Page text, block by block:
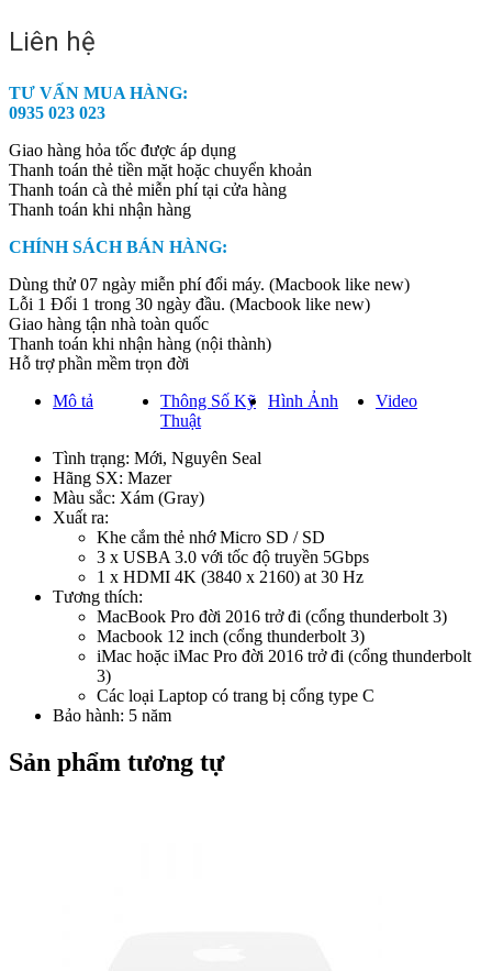
Liên hệ
TƯ VẤN MUA HÀNG:
0935 023 023
Giao hàng hỏa tốc được áp dụng
Thanh toán thẻ tiền mặt hoặc chuyển khoản
Thanh toán cà thẻ miễn phí tại cửa hàng
Thanh toán khi nhận hàng
CHÍNH SÁCH BÁN HÀNG:
Dùng thử 07 ngày miễn phí đổi máy. (Macbook like new)
Lỗi 1 Đổi 1 trong 30 ngày đầu. (Macbook like new)
Giao hàng tận nhà toàn quốc
Thanh toán khi nhận hàng (nội thành)
Hỗ trợ phần mềm trọn đời
Mô tả
Thông Số Kỹ
Thuật
Hình Ảnh Video
Tình trạng: Mới, Nguyên Seal
Hãng SX: Mazer
Màu sắc: Xám (Gray)
Xuất ra:
Khe cắm thẻ nhớ Micro SD / SD
3 x USBA 3.0 với tốc độ truyền 5Gbps
1 x HDMI 4K (3840 x 2160) at 30 Hz
Tương thích:
MacBook Pro đời 2016 trở đi (cổng thunderbolt 3)
Macbook 12 inch (cổng thunderbolt 3)
iMac hoặc iMac Pro đời 2016 trở đi (cổng thunderbolt
3)
Các loại Laptop có trang bị cổng type C
Bảo hành: 5 năm
Sản phẩm tương tự